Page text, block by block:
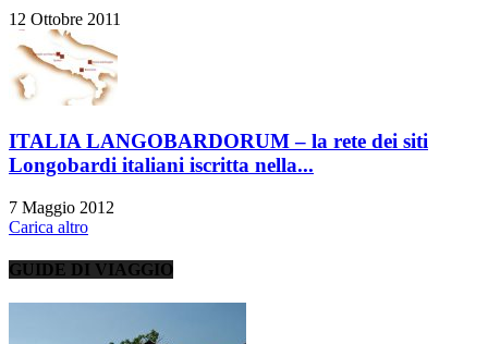
12 Ottobre 2011
ITALIA LANGOBARDORUM – la rete dei siti
Longobardi italiani iscritta nella...
7 Maggio 2012
Carica altro
GUIDE DI VIAGGIO